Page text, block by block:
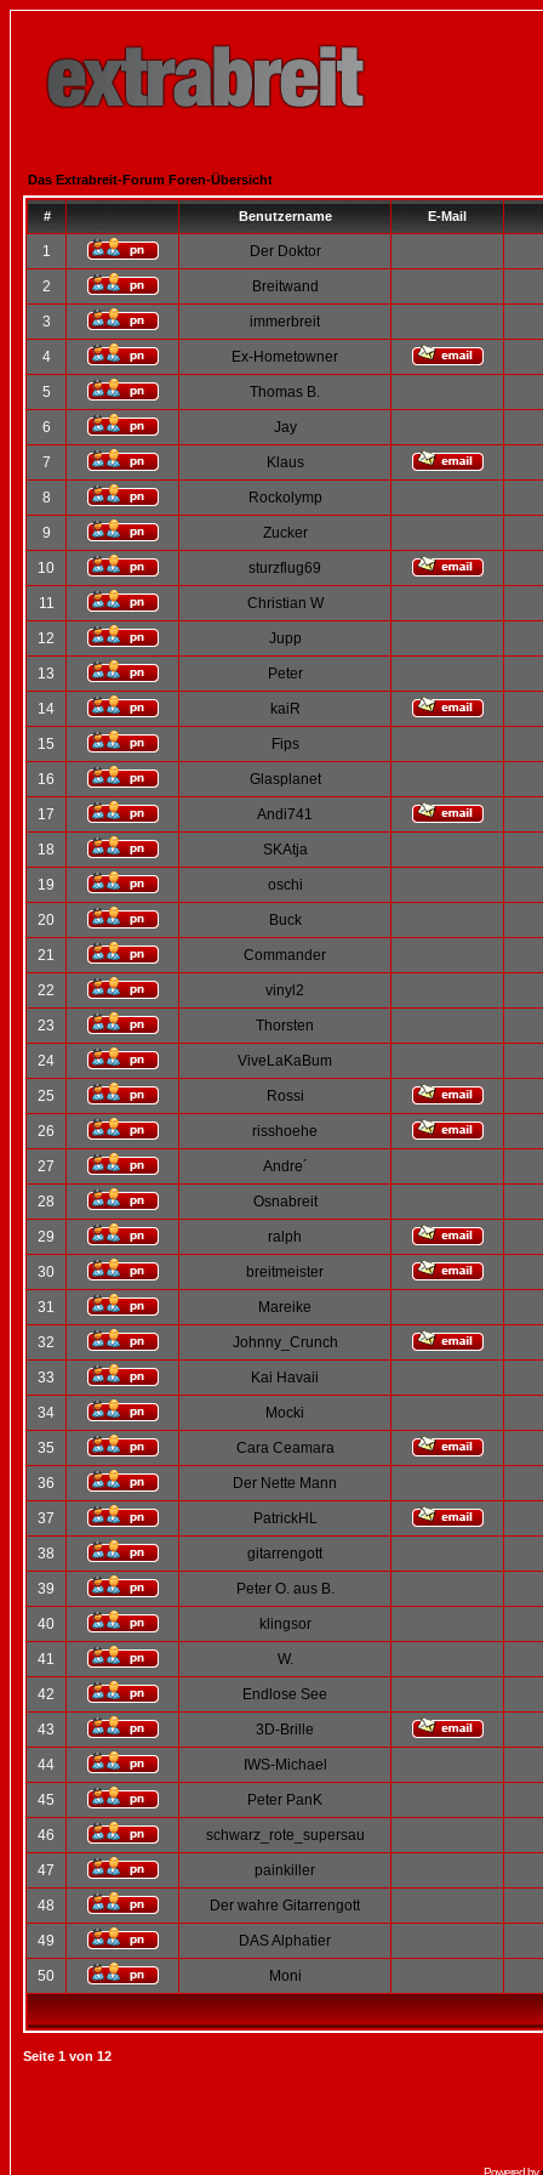
Das Extrabreit-Forum Foren-Übersicht
# Benutzername E-Mail
1 Der Doktor
2 Breitwand
3 immerbreit
4 Ex-Hometowner
5 Thomas B.
6 Jay
7 Klaus
8 Rockolymp
9 Zucker
10 sturzflug69
11 Christian W
12 Jupp
13 Peter
14 kaiR
15 Fips
16 Glasplanet
17 Andi741
18 SKAtja
19 oschi
20 Buck
21 Commander
22 vinyl2
23 Thorsten
24 ViveLaKaBum
25 Rossi
26 risshoehe
27 Andre´
28 Osnabreit
29 ralph
30 breitmeister
31 Mareike
32 Johnny_Crunch
33 Kai Havaii
34 Mocki
35 Cara Ceamara
36 Der Nette Mann
37 PatrickHL
38 gitarrengott
39 Peter O. aus B.
40 klingsor
41 W.
42 Endlose See
43 3D-Brille
44 IWS-Michael
45 Peter PanK
46 schwarz_rote_supersau
47 painkiller
48 Der wahre Gitarrengott
49 DAS Alphatier
50 Moni
Seite 1 von 12
Powered by